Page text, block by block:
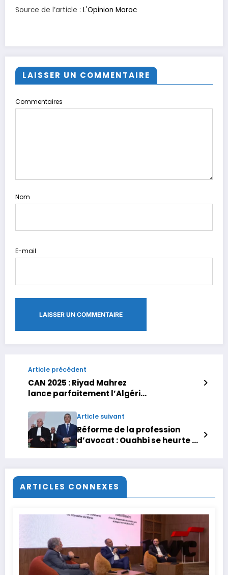
Source de l’article : L'Opinion Maroc
LAISSER UN COMMENTAIRE
Commentaires
Nom
E-mail
Article précédent
CAN 2025 : Riyad Mahrez
lance parfaitement l’Algérie,
Guinée équatoriale
Article suivant
Réforme de la profession
d’avocat : Ouahbi se heurte à
ARTICLES CONNEXES